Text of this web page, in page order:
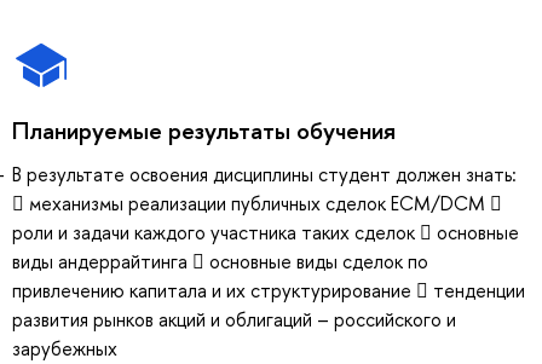
Планируемые результаты обучения
В результате освоения дисциплины студент должен знать:
 механизмы реализации публичных сделок ECM/DCM 
роли и задачи каждого участника таких сделок  основные
виды андеррайтинга  основные виды сделок по
привлечению капитала и их структурирование  тенденции
развития рынков акций и облигаций – российского и
зарубежных